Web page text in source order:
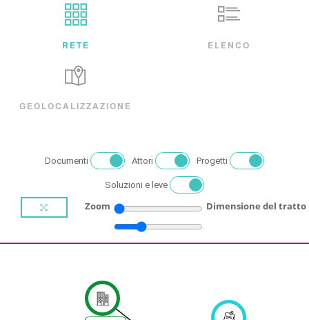
RETE ELENCO
GEOLOCALIZZAZIONE
Documenti Attori Progetti
Soluzioni e leve
Zoom Dimensione del tratto